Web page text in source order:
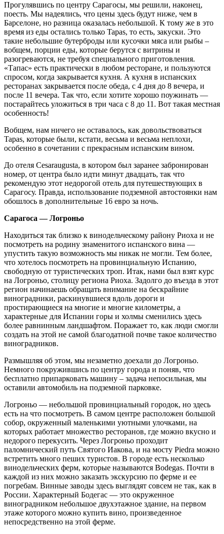
Прогулявшись по центру Сарагосы, мы решили, наконец,
поесть. Мы надеялись, что цены здесь будут ниже, чем в
Барселоне, но разница оказалась небольшой. К тому же в это
время из еды остались только Tapas, то есть, закуски. Это
такие небольшие бутерброды или кусочки мяса или рыбы –
вобщем, порции еды, которые берутся с витрины и
разогреваются, не требуя специального приготовления.
«Тапас» есть практически в любом ресторане, и пользуются
спросом, когда закрывается кухня. А кухня в испанских
ресторанах закрывается после обеда, с 4 дня до 8 вечера, и
после 11 вечера. Так что, если хотите хорошо поужинать —
постарайтесь уложиться в три часа с 8 до 11. Вот такая местная
особенность!
Вобщем, нам ничего не оставалось, как довольствоваться
Tapas, которые были, кстати, весьма и весьма неплохи,
особенно в сочетании с прекрасным испанским вином.
До отеля Cesaraugusta, в котором был заранее забронирован
номер, от центра было идти минут двадцать, так что
рекомендую этот недорогой отель для путешествующих в
Сарагосу. Правда, использование подземной автостоянки нам
обошлось в дополнительные 16 евро за ночь.
Сарагоса — Логроньо
Находиться так близко к винодельческому району Риоха и не
посмотреть на родину знаменитого испанского вина —
упустить такую возможность мы никак не могли. Тем более,
что хотелось посмотреть на провинциальную Испанию,
свободную от туристических троп. Итак, нами был взят курс
на Логроньо, столицу региона Риоха. Задолго до въезда в этот
регион начинаешь обращать внимание на бескрайние
виноградники, раскинувшиеся вдоль дороги и
простирающиеся на многие и многие километры, а
характерные для Испании горы и холмы сменились здесь
более равнинным ландшафтом. Поражает то, как люди смогли
создать на этой не самой благодатной почве такое количество
виноградников.
Размышляя об этом, мы незаметно доехали до Логроньо.
Немного покружившись по центру города и поняв, что
бесплатно припарковать машину – задача непосильная, мы
оставили автомобиль на подземной парковке.
Логроньо — небольшой провинциальный городок, но здесь
есть на что посмотреть. В самом центре расположен большой
собор, окруженный маленькими уютными улочками, на
которых работает множество ресторанов, где можно вкусно и
недорого перекусить. Через Логроньо проходит
паломнический путь Святого Иакова, и на мосту Piedra можно
встретить много пеших туристов. В городе есть несколько
винодельческих ферм, которые называются Bodegas. Почти в
каждой из них можно заказать экскурсию по ферме и ее
погребам. Винные заводы здесь выглядят совсем не так, как в
России. Характерный Бодегас — это окруженное
виноградником небольшое двухэтажное здание, на первом
этаже которого можно купить вино, произведенное
непосредственно на этой ферме.